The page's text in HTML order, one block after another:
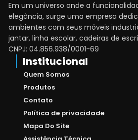
Em um universo onde a
elegância, surge uma empresa
ambientes com seus móveis
jantar, linha escolar, cadeiras de
CNPJ: 04.856.938/0001-69
Institucional
Quem Somos
Produtos
Contato
Política de privacidade
Mapa Do Site